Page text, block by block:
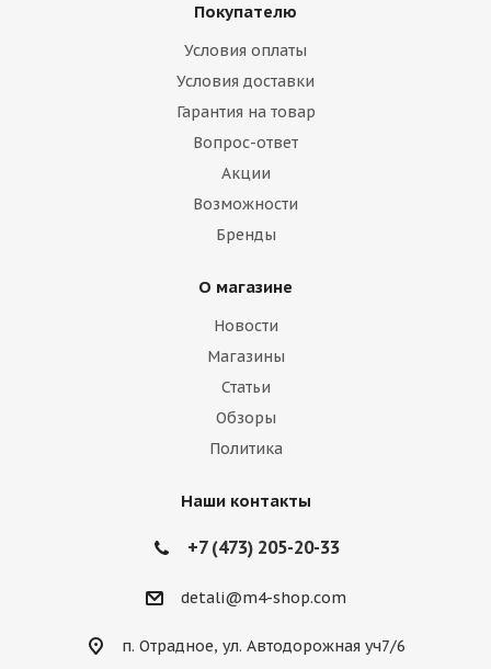
Покупателю
Условия оплаты
Условия доставки
Гарантия на товар
Вопрос-ответ
Акции
Возможности
Бренды
О магазине
Новости
Магазины
Статьи
Обзоры
Политика
Наши контакты
+7 (473) 205-20-33
detali@m4-shop.com
п. Отрадное, ул. Автодорожная уч7/6